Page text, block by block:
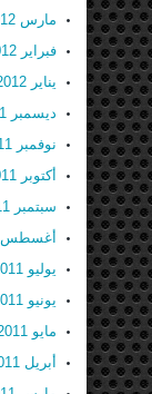
مارس 2012
فبراير 2012
يناير 2012
ديسمبر 2011
نوفمبر 2011
أكتوبر 2011
سبتمبر 2011
أغسطس 2011
يوليو 2011
يونيو 2011
مايو 2011
أبريل 2011